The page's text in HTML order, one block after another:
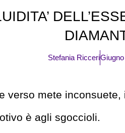
Stefania Ricceri
verso mete inconsuete,
è agli sgoccioli.